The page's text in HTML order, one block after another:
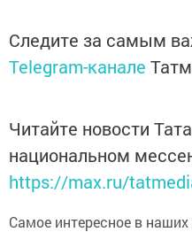
Следите за самым
Telegram-канале
Читайте новости
национальном
https://max.ru/
Самое интересное в